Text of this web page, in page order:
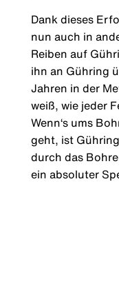
Dank dieses
nun auch in
Reiben auf
ihn an Gühring
Jahren in der
weiß, wie jeder
Wenn‘s ums
geht, ist
durch das
ein absoluter